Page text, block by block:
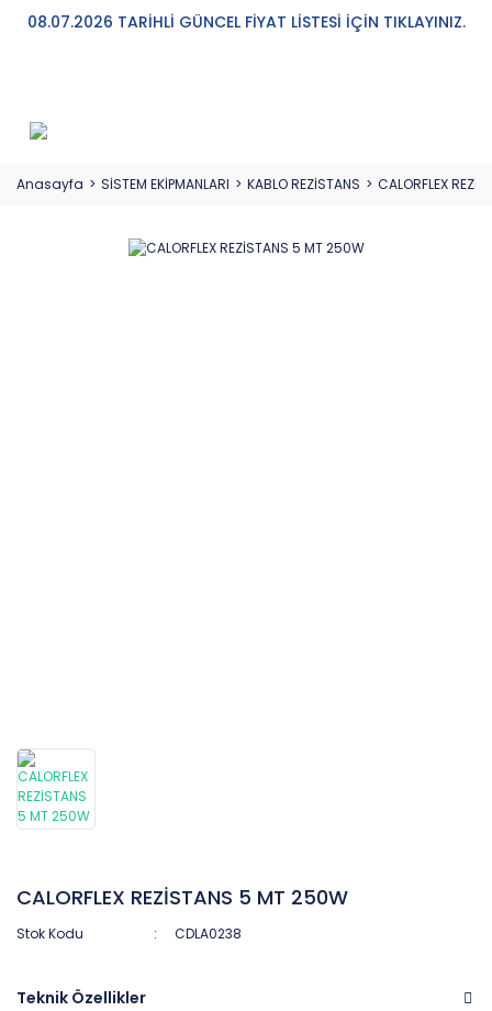
08.07.2026 TARİHLİ GÜNCEL FİYAT LİSTESİ İÇİN TIKLAYINIZ.
Anasayfa SİSTEM EKİPMANLARI KABLO REZİSTANS CALORFLEX
CALORFLEX REZİSTANS 5 MT 250W
Stok Kodu CDLA0238
Teknik Özellikler